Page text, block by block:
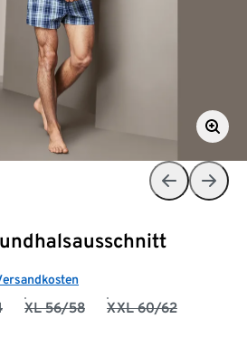
XL 56/58 XXL 60/62